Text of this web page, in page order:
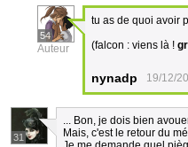
54
Auteur
tu as de quoi avoir
(falcon : viens là !
nynadp 19/12/
31
... Bon, je dois bien
Mais, c'est le retour du